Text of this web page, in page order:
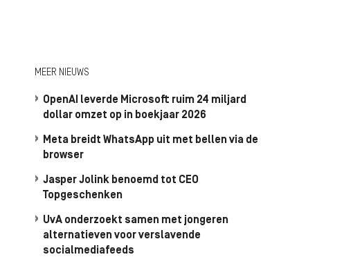
MEER NIEUWS
OpenAI leverde Microsoft ruim 24 miljard
dollar omzet op in boekjaar 2026
Meta breidt WhatsApp uit met bellen via de
browser
Jasper Jolink benoemd tot CEO
Topgeschenken
UvA onderzoekt samen met jongeren
alternatieven voor verslavende
socialmediafeeds